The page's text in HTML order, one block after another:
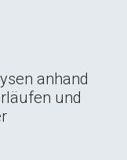
anhand
und